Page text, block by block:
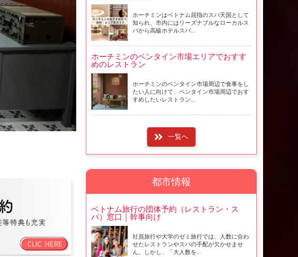
ホーチミンはベトナム屈指のスパ天国として
知られ、市内にはリーズナブルなローカルス
パから高級ホテルスパ...
ホーチミンのベンタイン市場エリアでおすす
めのレストラン
ホーチミンのベンタイン市場周辺で食事をし
たい人に向けて、ベンタイン市場周辺でおす
すめしたいレストラン...
一覧へ
都市情報
ベトナム旅行の団体予約（レストラン・ス
パ）窓口｜幹事向け
社員旅行や大学のゼミ旅行では、人数に合わ
せたレストランやスパの手配が欠かせませ
ん。しかし、「大人数を...